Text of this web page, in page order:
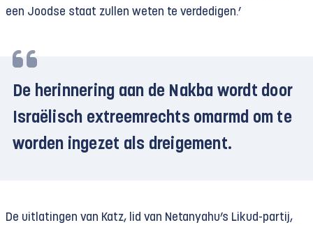
een Joodse staat zullen weten te verdedigen.’
De herinnering aan de Nakba wordt door
Israëlisch extreemrechts omarmd om te
worden ingezet als dreigement.
De uitlatingen van Katz, lid van Netanyahu’s Likud-partij,